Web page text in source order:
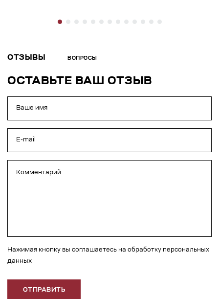
ОТЗЫВЫ ВОПРОСЫ
ОСТАВЬТЕ ВАШ ОТЗЫВ
Нажимая кнопку вы соглашаетесь на обработку персональных
данных
ОТПРАВИТЬ